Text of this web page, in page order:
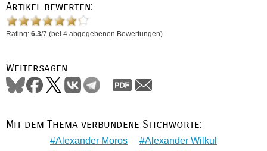
Artikel bewerten:
Rating: 6.3/7 (bei 4 abgegebenen Bewertungen)
Weitersagen
Mit dem Thema verbundene Stichworte:
Alexander Moros
Alexander Wilkul